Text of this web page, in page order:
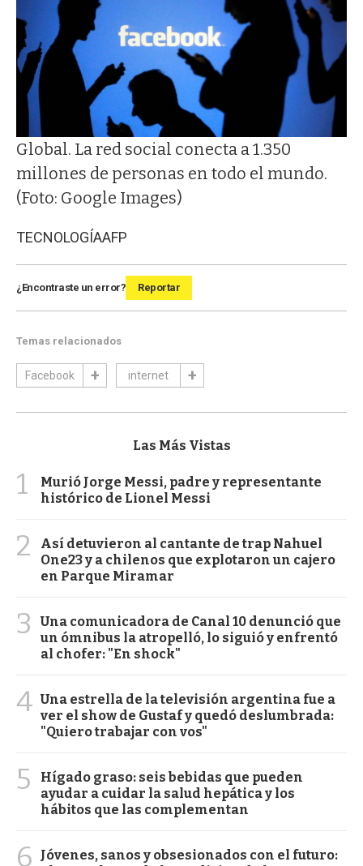
Global. La red social conecta a 1.350
millones de personas en todo el mundo.
(Foto: Google Images)
TECNOLOGÍAAFP
¿Encontraste un error? Reportar
Temas relacionados
Facebook internet
Las Más Vistas
1
Murió Jorge Messi, padre y representante
histórico de Lionel Messi
2
Así detuvieron al cantante de trap Nahuel
One23 y a chilenos que explotaron un cajero
en Parque Miramar
3
Una comunicadora de Canal 10 denunció que
un ómnibus la atropelló, lo siguió y enfrentó
al chofer: "En shock"
4 Una estrella de la televisión argentina fue a
ver el show de Gustaf y quedó deslumbrada:
"Quiero trabajar con vos"
5
Hígado graso: seis bebidas que pueden
ayudar a cuidar la salud hepática y los
hábitos que las complementan
6
Jóvenes, sanos y obsesionados con el futuro: